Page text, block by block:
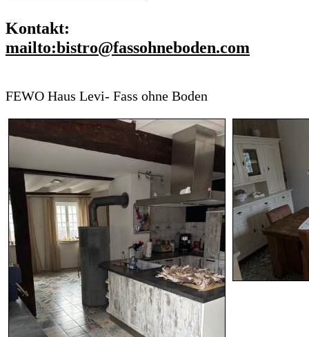
Kontakt:
mailto:bistro@fassohneboden.com
FEWO Haus Levi- Fass ohne Boden